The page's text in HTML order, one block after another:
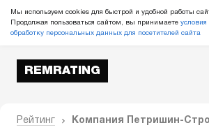
Мы используем cookies для быстрой и удобной работы
Продолжая пользоваться сайтом, вы принимаете условия
обработку персональных данных для посетителей сайта
REMRATING
Рейтинг Компания Петришин-